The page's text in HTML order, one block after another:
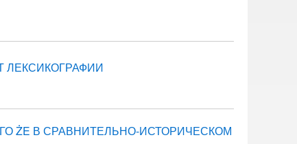
ŻE В СРАВНИТЕЛЬНО-ИСТОРИЧЕСКОМ